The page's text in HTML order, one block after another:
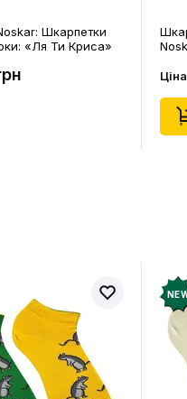
Шкарпетки
«Ля Ти Криса»
Ціна